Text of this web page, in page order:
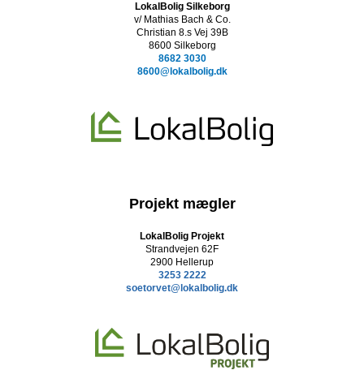
LokalBolig Silkeborg
v/ Mathias Bach & Co.
Christian 8.s Vej 39B
8600 Silkeborg
8682 3030
8600@lokalbolig.dk
Projekt mægler
LokalBolig Projekt
Strandvejen 62F
2900 Hellerup
3253 2222
soetorvet@lokalbolig.dk